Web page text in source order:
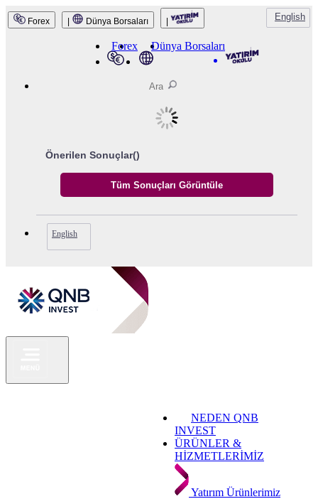
Forex Dünya Borsaları English
Forex Dünya Borsaları
Önerilen Sonuçlar()
English
NEDEN QNB
INVEST
ÜRÜNLER &
HİZMETLERİMİZ
Yatırım Ürünlerimiz